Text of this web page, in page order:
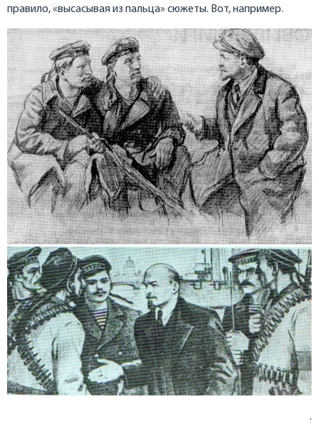
правило, «высасывая из пальца» сюжеты. Вот, например.
.